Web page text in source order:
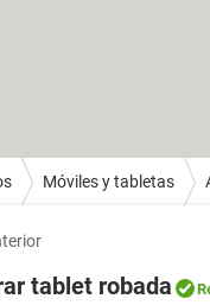
Móviles y tabletas
tablet robada